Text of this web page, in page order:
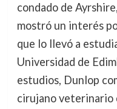
condado de
mostró un interés
que lo llevó a
Universidad de
estudios, Dunlop
cirujano veterinario